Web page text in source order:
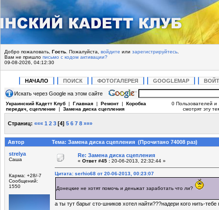
Добро пожаловать, Гость . Пожалуйста, войдите или зарегистрируйтесь
Вам не пришло письмо с кодом активации?
09-08-2026, 04:12:30
НАЧАЛО ПОИСК ФОТОГАЛЕРЕЯ GOOGLEMAP
Искать через Google на этом сайте
Украинский Кадетт Клуб | Главная | Ремонт | Коробка
передач, сцепление | Замена диска сцепления
0 Пользователей и
смотрят эту
Страниц: ««« 1 2 3 [4] 5 6 7 8 »»»
Автор
Тема: Замена диска сцепления (Прочитано 74008 раз)
strelya
Саша
Карма: +28/-7
Сообщений:
1550
Re: Замена диска сцепления
« Ответ #45 : 20-06-2013, 22:32:44 »
Цитата: serhio68 от 20-06-2013, 00:23:07
Донецкие не хотят помочь и деньжат заработать что ли?
а ты тут барыг сто-шников хотел найти???надери кого нить-тебе